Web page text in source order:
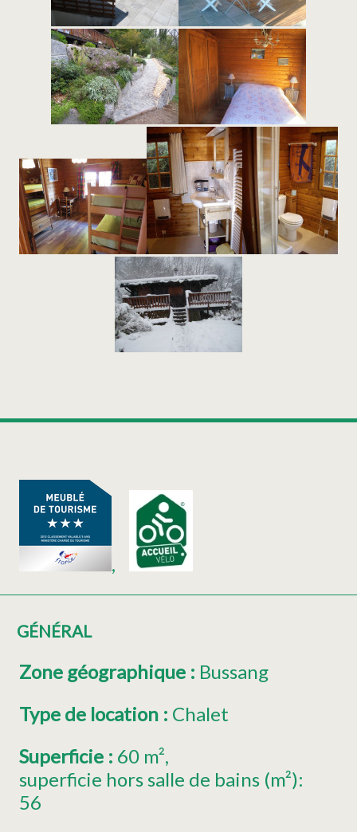
GÉNÉRAL
Zone géographique : Bussang
Type de location : Chalet
Superficie : 60 m²
superficie hors salle de bains (m²):
56